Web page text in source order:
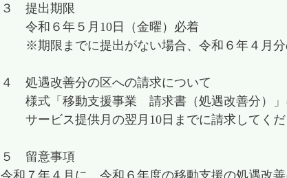
３ 提出期限
令和６年５月10日（金曜）必着
※期限までに提出がない場合、令和６年４月分
４ 処遇改善分の区への請求について
様式「移動支援事業 請求書（処遇改善分）」
サービス提供月の翌月10日までに請求してくだ
５ 留意事項
令和７年４月に、令和６年度の移動支援の処遇改